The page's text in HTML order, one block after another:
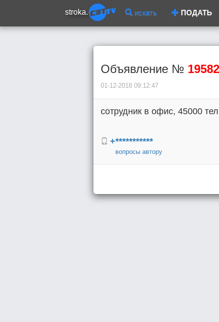
stroka. искать ПОДАТЬ
Объявление № 19582
01-12-2018 09:12:47
сотрудник в офис, 45000
+***********
вопросы автору